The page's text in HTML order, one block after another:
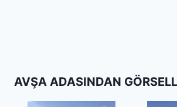
AVŞA ADASINDAN